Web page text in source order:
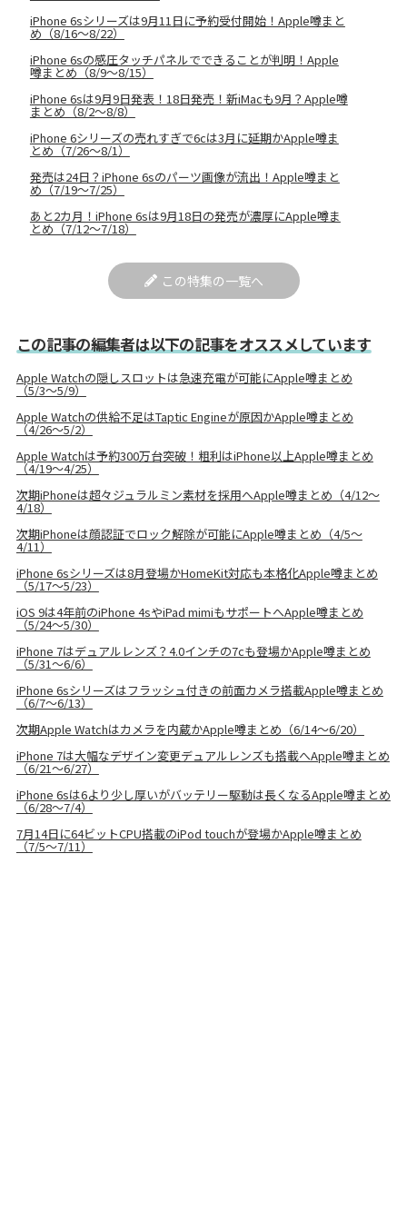
iPhone 6sシリーズは9月11日に予約受付開始！Apple噂まと
め（8/16〜8/22）
iPhone 6sの感圧タッチパネルでできることが判明！Apple
噂まとめ（8/9〜8/15）
iPhone 6sは9月9日発表！18日発売！新iMacも9月？Apple噂
まとめ（8/2〜8/8）
iPhone 6シリーズの売れすぎで6cは3月に延期かApple噂ま
とめ（7/26〜8/1）
発売は24日？iPhone 6sのパーツ画像が流出！Apple噂まと
め（7/19〜7/25）
あと2カ月！iPhone 6sは9月18日の発売が濃厚にApple噂ま
とめ（7/12〜7/18）
この特集の一覧へ
この記事の編集者は以下の記事をオススメしています
Apple Watchの隠しスロットは急速充電が可能にApple噂まとめ
（5/3〜5/9）
Apple Watchの供給不足はTaptic Engineが原因かApple噂まとめ
（4/26〜5/2）
Apple Watchは予約300万台突破！粗利はiPhone以上Apple噂まとめ
（4/19〜4/25）
次期iPhoneは超々ジュラルミン素材を採用へApple噂まとめ（4/12〜
4/18）
次期iPhoneは顔認証でロック解除が可能にApple噂まとめ（4/5〜
4/11）
iPhone 6sシリーズは8月登場かHomeKit対応も本格化Apple噂まとめ
（5/17〜5/23）
iOS 9は4年前のiPhone 4sやiPad mimiもサポートへApple噂まとめ
（5/24〜5/30）
iPhone 7はデュアルレンズ？4.0インチの7cも登場かApple噂まとめ
（5/31〜6/6）
iPhone 6sシリーズはフラッシュ付きの前面カメラ搭載Apple噂まとめ
（6/7〜6/13）
次期Apple Watchはカメラを内蔵かApple噂まとめ（6/14〜6/20）
iPhone 7は大幅なデザイン変更デュアルレンズも搭載へApple噂まとめ
（6/21〜6/27）
iPhone 6sは6より少し厚いがバッテリー駆動は長くなるApple噂まとめ
（6/28〜7/4）
7月14日に64ビットCPU搭載のiPod touchが登場かApple噂まとめ
（7/5〜7/11）